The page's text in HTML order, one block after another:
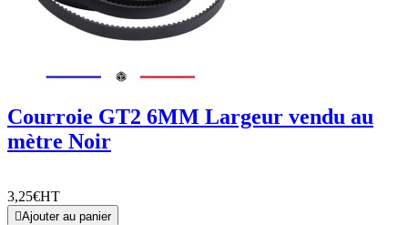
Courroie GT2 6MM Largeur vendu au
mètre Noir
3,25€HT
Ajouter au panier